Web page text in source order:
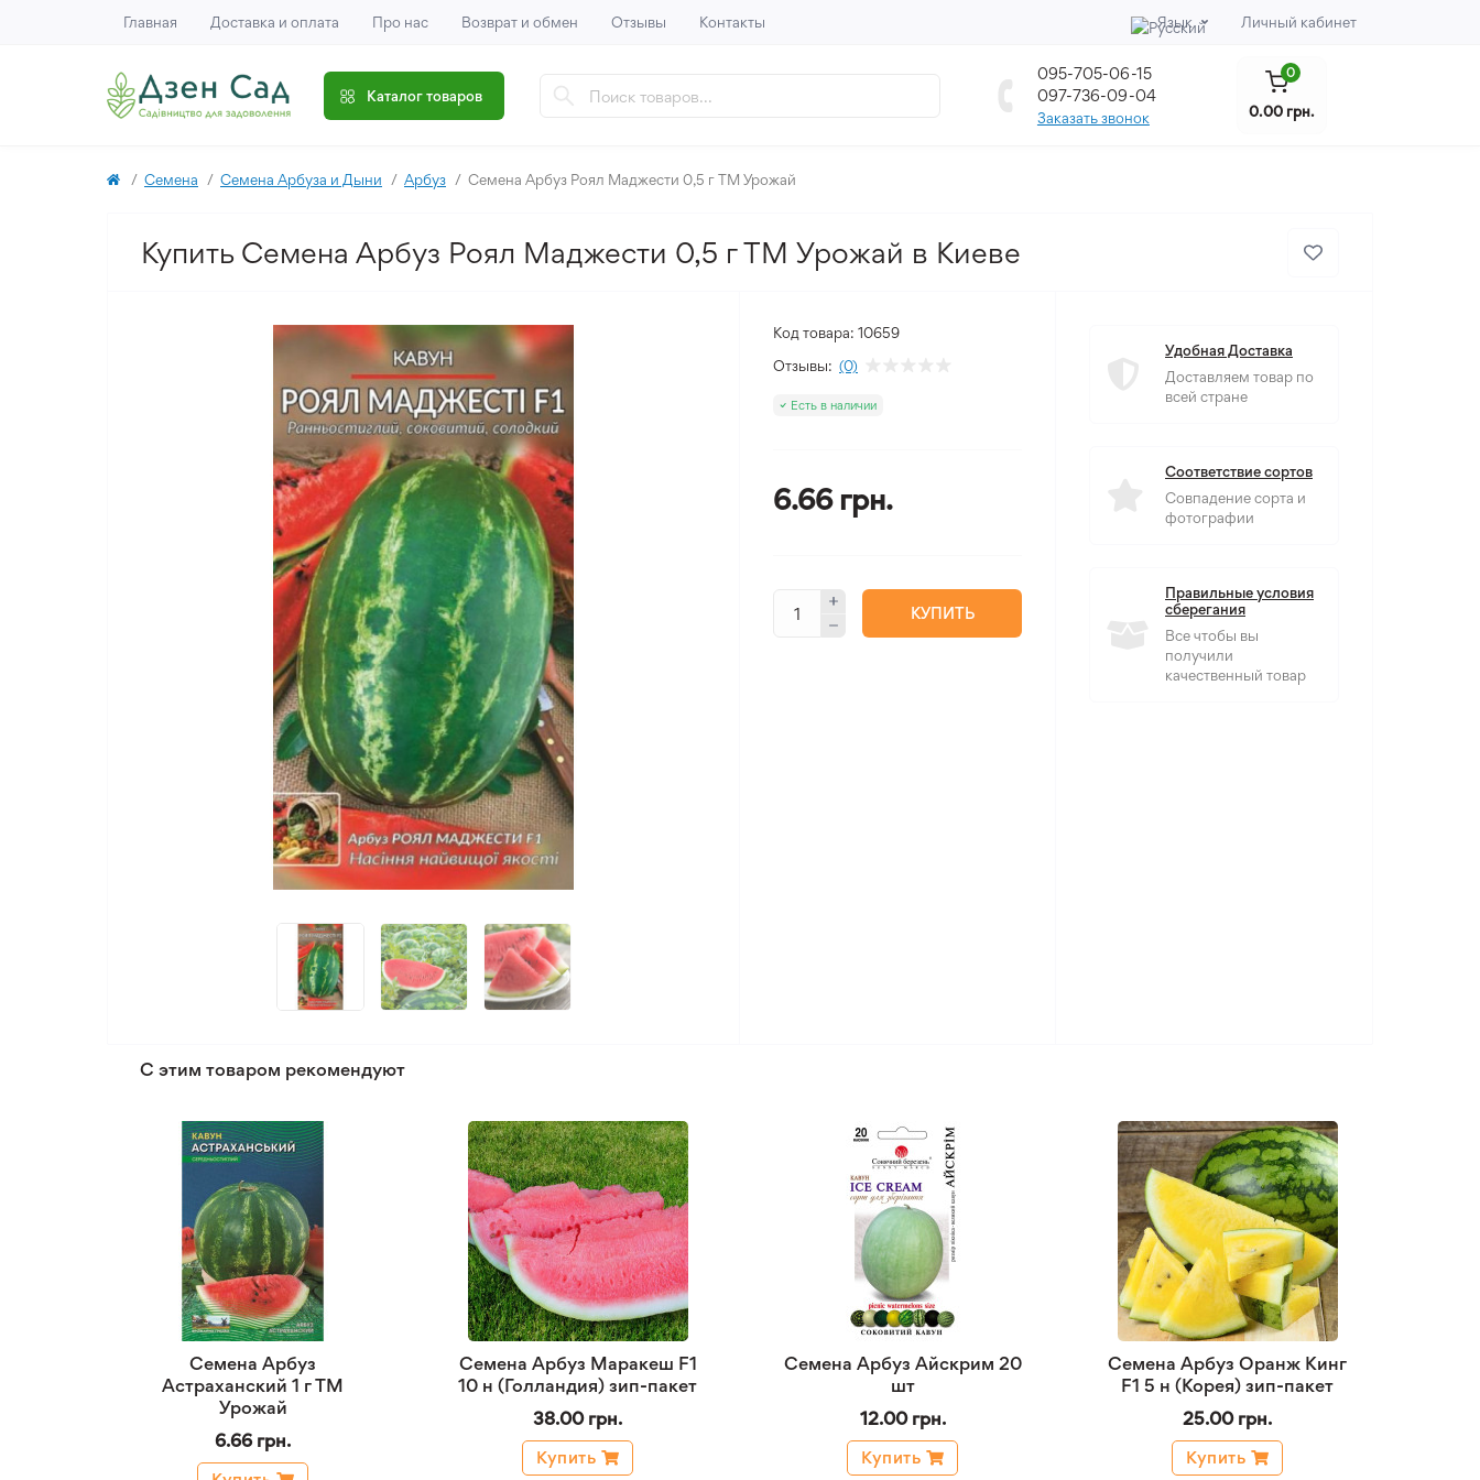
Главная Доставка и оплата Про нас Возврат и обмен Отзывы Контакты Язык Личный кабинет
Каталог товаров
095-705-06-15
097-736-09-04
Заказать звонок
0
0.00 грн.
Семена Семена Арбуза и Дыни Арбуз Семена Арбуз Роял Маджести 0,5 г ТМ Урожай
Купить Семена Арбуз Роял Маджести 0,5 г ТМ Урожай в Киеве
Код товара: 10659
Отзывы: (0)
Есть в наличии
6.66 грн.
КУПИТЬ
Удобная Доставка
Доставляем товар по
всей стране
Соответствие сортов
Совпадение сорта и
фотографии
Правильные условия
сберегания
Все чтобы вы
получили
качественный товар
С этим товаром рекомендуют
Семена Арбуз
Астраханский 1 г ТМ
Урожай
6.66 грн.
Семена Арбуз Маракеш F1
10 н (Голландия) зип-пакет
38.00 грн.
Купить
Семена Арбуз Айскрим 20
шт
12.00 грн.
Купить
Семена Арбуз Оранж Кинг
F1 5 н (Корея) зип-пакет
25.00 грн.
Купить